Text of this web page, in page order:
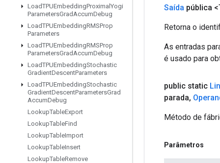
LoadTPUEmbeddingProximal Yogi
ParametersGradAccumDebug
LoadTPUEmbeddingRMSProp
Parameters
LoadTPUEmbeddingRMSProp
ParametersGradAccumDebug
LoadTPUEmbeddingStochastic
GradientDescentParameters
LoadTPUEmbeddingStochastic
GradientDescentParametersGrad
AccumDebug
LookupTableExport
LookupTableFind
LookupTableImport
LookupTableInsert
LookupTableRemove
Saída pública
Retorna o
As entradas
é usado para
public static Lin
parada,
Método de
Parâmetros